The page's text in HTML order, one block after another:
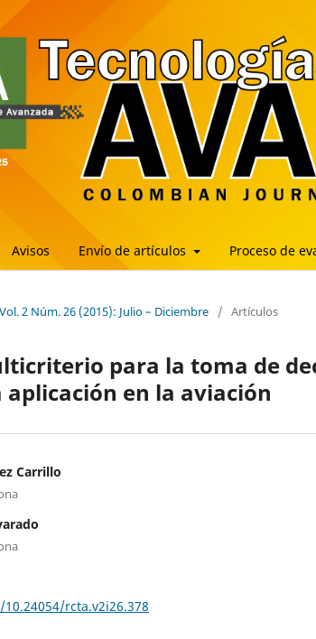
Avisos Envío de artículos Proceso de
Vol. 2 Núm. 26 (2015): Julio – Diciembre / Artículos
para la toma de
aplicación en la aviación
Carrillo
rcta.v2i26.378